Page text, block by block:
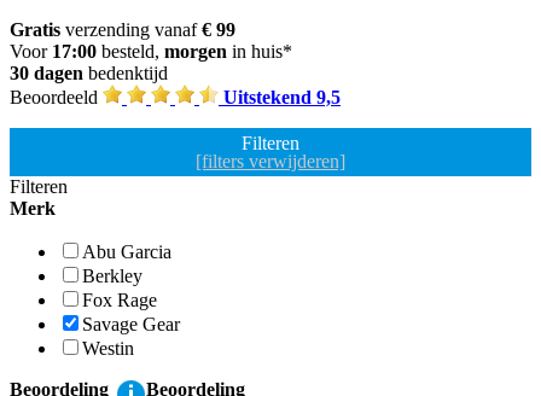
Gratis verzending vanaf€ 99
Voor 17:00 besteld, morgen in huis*
30 dagen bedenktijd
Beoordeeld
Uitstekend 9,5
Filteren
[filters verwijderen]
Filteren
Merk
Abu Garcia
Berkley
Fox Rage
Savage Gear
Westin
Beoordeling
Beoordeling